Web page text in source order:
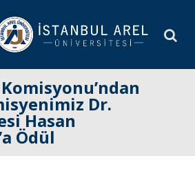
Dr.
Hasan
Ödül